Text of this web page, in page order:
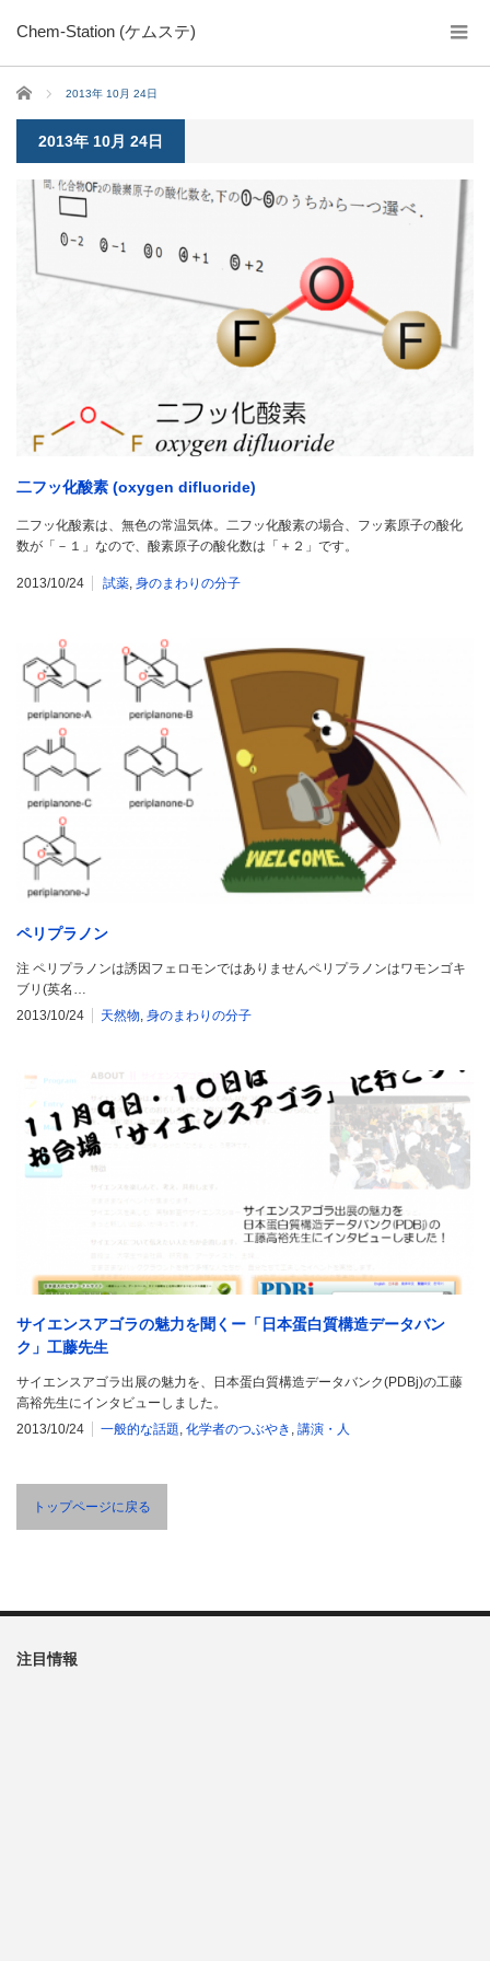
Chem-Station (ケムステ)
ホーム 2013年 10月 24日
2013年 10月 24日
二フッ化酸素 (oxygen difluoride)
二フッ化酸素は、無色の常温気体。二フッ化酸素の場合、フッ素原子の酸化
数が「－１」なので、酸素原子の酸化数は「＋２」です。
2013/10/24 試薬, 身のまわりの分子
ペリプラノン
注 ペリプラノンは誘因フェロモンではありませんペリプラノンはワモンゴキ
ブリ(英名…
2013/10/24
天然物, 身のまわりの分子
サイエンスアゴラの魅力を聞くー「日本蛋白質構造データバン
ク」工藤先生
サイエンスアゴラ出展の魅力を、日本蛋白質構造データバンク(PDBj)の工藤
高裕先生にインタビューしました。
2013/10/24
一般的な話題, 化学者のつぶやき , 講演・人
トップページに戻る
注目情報